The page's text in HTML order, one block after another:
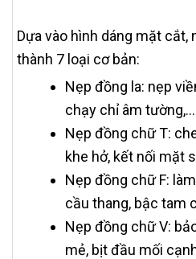
Dựa vào hình dáng mặt cắt,
thành 7 loại cơ bản:
Nẹp đồng la: nẹp
chạy chỉ âm tường,…
Nẹp đồng chữ T:
khe hở, kết nối mặt
Nẹp đồng chữ F:
cầu thang, bậc tam
Nẹp đồng chữ V:
mẻ, bịt đầu mối